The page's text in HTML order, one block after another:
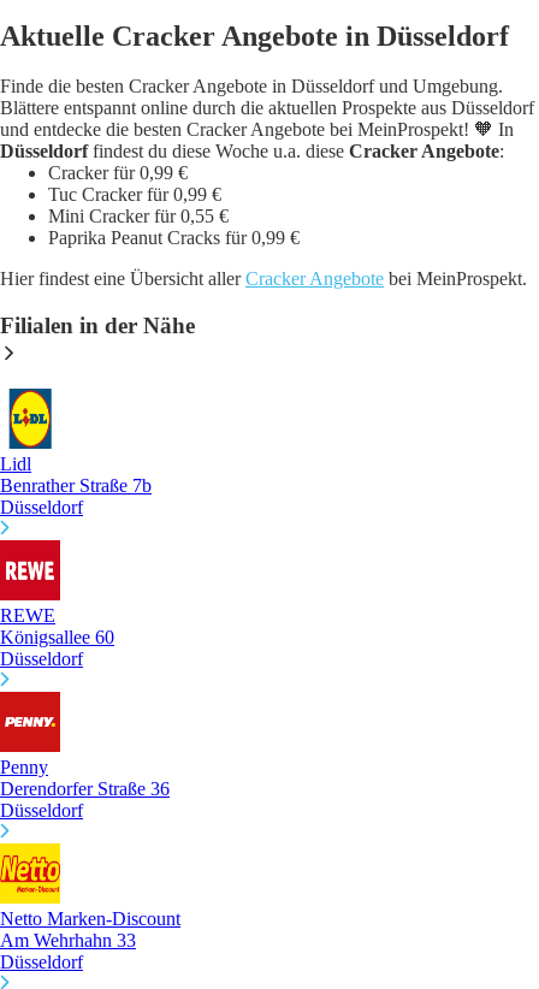
Aktuelle Cracker Angebote in Düsseldorf
Finde die besten Cracker Angebote in Düsseldorf und Umgebung.
Blättere entspannt online durch die aktuellen Prospekte aus Düsseldorf
und entdecke die besten Cracker Angebote bei MeinProspekt! 🧡 In
Düsseldorffindest du diese Woche u.a. diese Cracker Angebote:
Cracker für 0,99 €
Tuc Cracker für 0,99 €
Mini Cracker für 0,55 €
Paprika Peanut Cracks für 0,99 €
Hier findest eine Übersicht allerCracker Angebote bei MeinProspekt.
Filialen in der Nähe
Lidl
Benrather Straße 7b
Düsseldorf
REWE
Königsallee 60
Düsseldorf
Penny
Derendorfer Straße 36
Düsseldorf
Netto Marken-Discount
Am Wehrhahn 33
Düsseldorf